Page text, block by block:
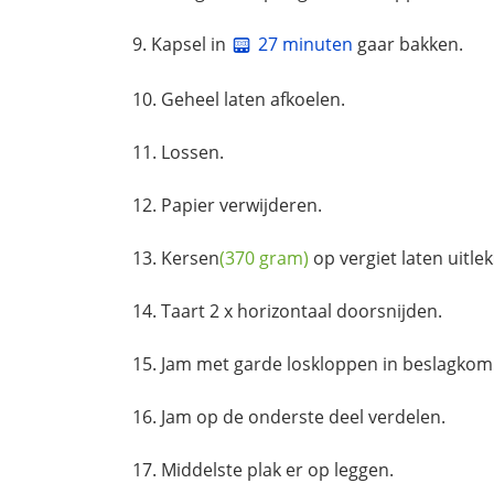
Kapsel in 27 minuten gaar bakken.
Geheel laten afkoelen.
Lossen.
Papier verwijderen.
Kersen(370 gram) op vergiet laten
Taart 2 x horizontaal doorsnijden.
Jam met garde loskloppen in
Jam op de onderste deel verdelen.
Middelste plak er op leggen.